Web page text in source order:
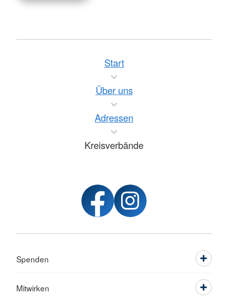
Start
Über uns
Adressen
Kreisverbände
Spenden
Mitwirken